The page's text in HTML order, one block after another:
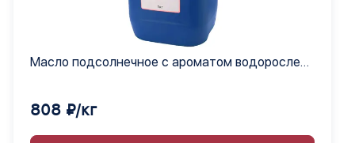
Масло подсолнечное с ароматом водорослей
808 ₽/кг